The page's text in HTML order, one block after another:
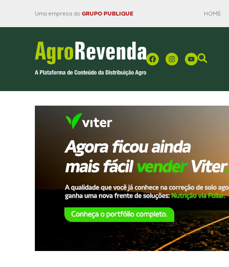
Uma empresa do GRUPO PUBLIQUE HOME